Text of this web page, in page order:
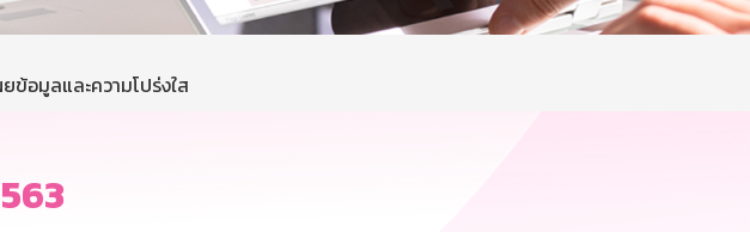
ข้อมูลและความโปร่งใส